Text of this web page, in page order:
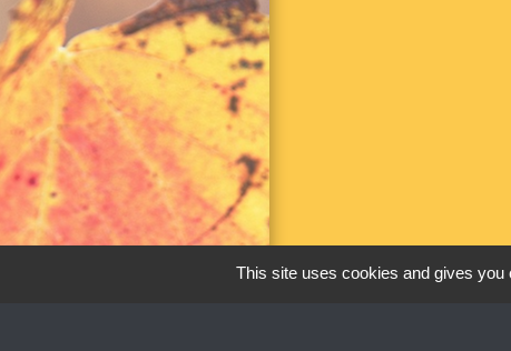
This site uses cookies and gives